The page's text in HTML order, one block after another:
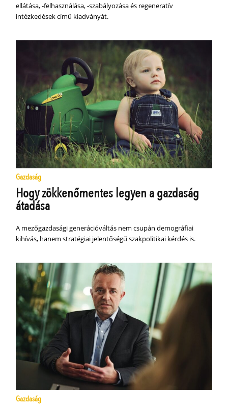
ellátása, -felhasználása, -szabályozása és regeneratív
intézkedések című kiadványát.
Gazdaság
Hogy zökkenőmentes legyen a gazdaság
átadása
A mezőgazdasági generációváltás nem csupán demográfiai
kihívás, hanem stratégiai jelentőségű szakpolitikai kérdés is.
Gazdaság